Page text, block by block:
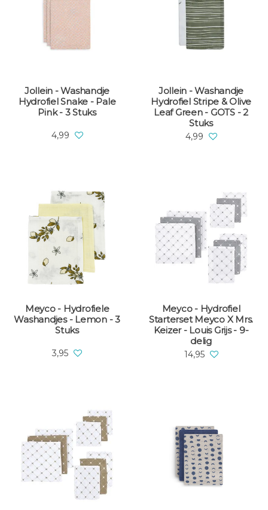
Jollein - Washandje
Hydrofiel Snake - Pale
Pink - 3 Stuks
4,99
Jollein - Washandje
Hydrofiel Stripe & Olive
Leaf Green - GOTS - 2
Stuks
4,99
Meyco - Hydrofiele
Washandjes - Lemon - 3
Stuks
3,95
Meyco - Hydrofiel
Starterset Meyco X Mrs.
Keizer - Louis Grijs - 9-
delig
14,95